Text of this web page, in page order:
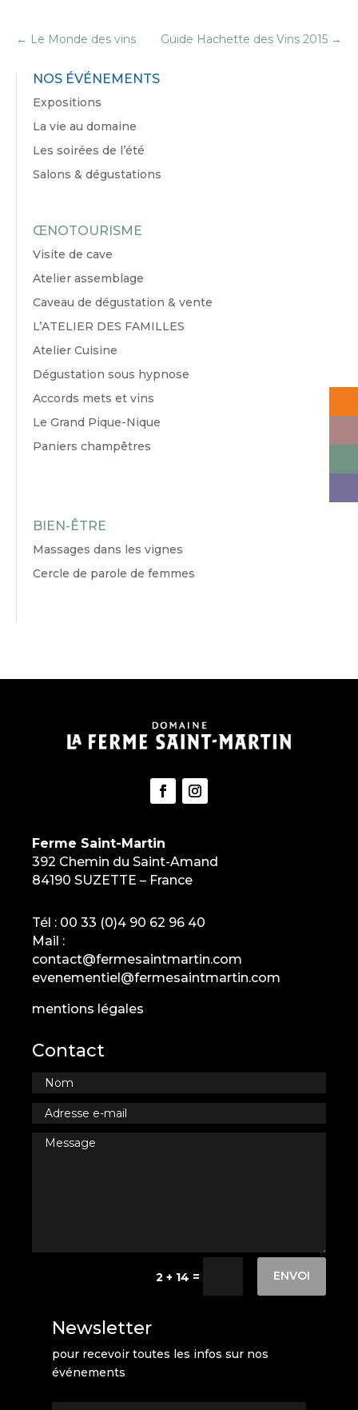
← Le Monde des vins Guide Hachette des Vins 2015 →
NOS ÉVÉNEMENTS
Expositions
La vie au domaine
Les soirées de l’été
Salons & dégustations
ŒNOTOURISME
Visite de cave
Atelier assemblage
Caveau de dégustation & vente
L’ATELIER DES FAMILLES
Atelier Cuisine
Dégustation sous hypnose
Accords mets et vins
Le Grand Pique-Nique
Paniers champêtres
BIEN-ÊTRE
Massages dans les vignes
Cercle de parole de femmes
Ferme Saint-Martin
392 Chemin du Saint-Amand
84190 SUZETTE – France
Tél : 00 33 (0)4 90 62 96 40
Mail :
contact@fermesaintmartin.com
evenementiel@fermesaintmartin.com
mentions légales
Contact
2 + 14 = ENVOI
Newsletter
pour recevoir toutes les infos sur nos
événements